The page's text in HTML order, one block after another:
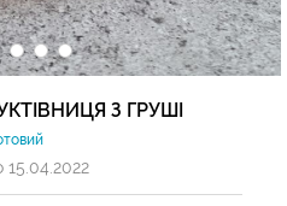
З ГРУШІ
15.04.2022